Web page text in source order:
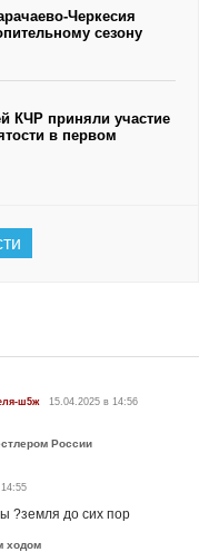
Черкесия
сезону
КЧР приняли участие
в первом
ш5ж 15.04.2025 в 14:56
России
?земля до сих пор
ходом